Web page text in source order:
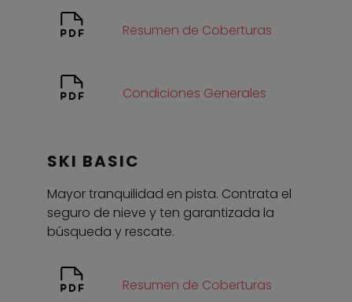
Resumen de Coberturas
Condiciones Generales
SKI BASIC
Mayor tranquilidad en pista. Contrata el
seguro de nieve y ten garantizada la
búsqueda y rescate.
Resumen de Coberturas